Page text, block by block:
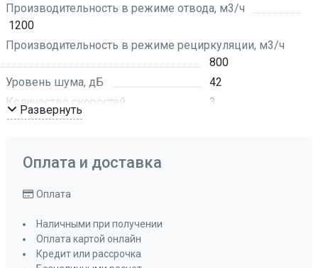
Производительность в режиме отвода, м3/ч
1200
Производительность в режиме рециркуляции, м3/ч
800
Уровень шума, дБ
42
Количество скоростей
3
Режим работы
Рекомендуемая площадь помещения, кв м
Обратный клапан
Таймер
Управление
Развернуть
Оплата и доставка
Оплата
Наличными при получении
Оплата картой онлайн
Кредит или рассрочка